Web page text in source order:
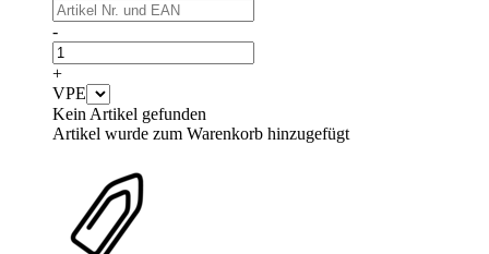
-
+
VPE
Kein Artikel gefunden
Artikel wurde zum Warenkorb hinzugefügt